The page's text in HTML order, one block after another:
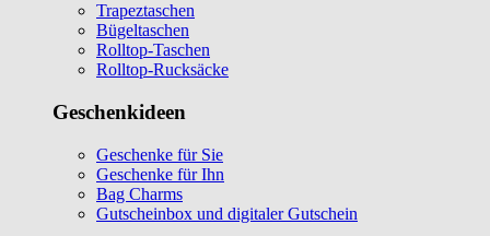
Trapeztaschen
Bügeltaschen
Rolltop-Taschen
Rolltop-Rucksäcke
Geschenkideen
Geschenke für Sie
Geschenke für Ihn
Bag Charms
Gutscheinbox und digitaler Gutschein